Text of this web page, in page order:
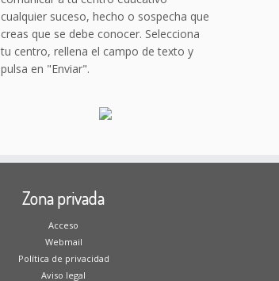
cualquier suceso, hecho o sospecha que
creas que se debe conocer. Selecciona
tu centro, rellena el campo de texto y
pulsa en "Enviar".
Zona privada
Acceso
Webmail
Política de privacidad
Aviso legal